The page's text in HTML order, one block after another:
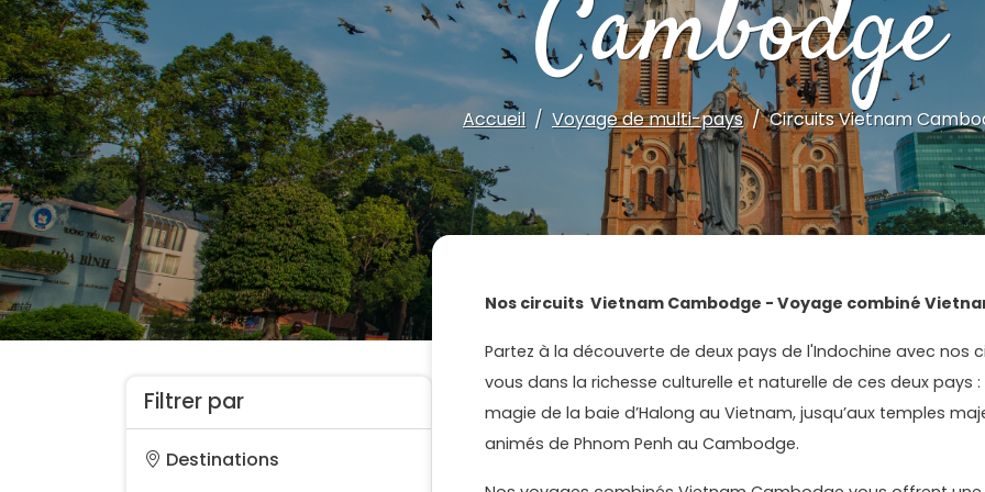
Cambodge
Accueil Voyage de multi-pays Circuits Vietnam
Filtrer par
Destinations
Nos circuits Vietnam Cambodge - Voyage combiné
Partez à la découverte de deux pays de l'Indochine avec
vous dans la richesse culturelle et naturelle de ces deux pays
magie de la baie d’Halong au Vietnam, jusqu’aux temples
animés de Phnom Penh au Cambodge.